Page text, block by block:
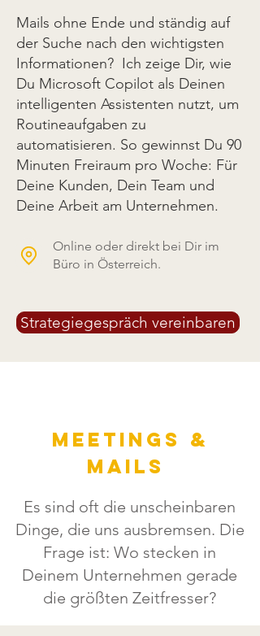
Mails ohne Ende und ständig auf
der Suche nach den wichtigsten
Informationen? Ich zeige Dir, wie
Du Microsoft Copilot als Deinen
intelligenten Assistenten nutzt, um
Routineaufgaben zu
automatisieren. So gewinnst Du 90
Minuten Freiraum pro Woche: Für
Deine Kunden, Dein Team und
Deine Arbeit am Unternehmen.
Online oder direkt bei Dir im
Büro in Österreich.
Strategiegespräch vereinbaren
Meetings &
Mails
Es sind oft die unscheinbaren
Dinge, die uns ausbremsen. Die
Frage ist: Wo stecken in
Deinem Unternehmen gerade
die größten Zeitfresser?